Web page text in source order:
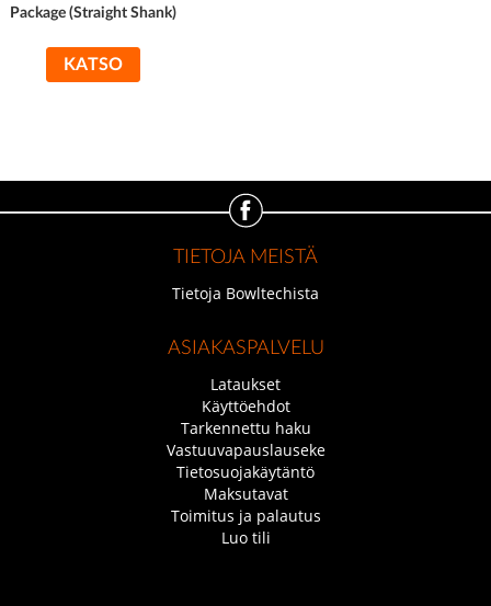
Package (Straight Shank)
KATSO
TIETOJA MEISTÄ
Tietoja Bowltechista
ASIAKASPALVELU
Lataukset
Käyttöehdot
Tarkennettu haku
Vastuuvapauslauseke
Tietosuojakäytäntö
Maksutavat
Toimitus ja palautus
Luo tili